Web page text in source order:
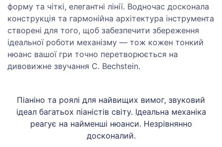
форму та чіткі, елегантні лінії. Водночас досконала
конструкція та гармонійна архітектура інструмента
створені для того, щоб забезпечити збереження
ідеальної роботи механізму — тож кожен тонкий
нюанс вашої гри точно перетворюється на
дивовижне звучання C. Bechstein.
Піаніно та роялі для найвищих вимог, звуковий
ідеал багатьох піаністів світу. Ідеальна механіка
реагує на найменші нюанси. Незрівнянно
досконалий.